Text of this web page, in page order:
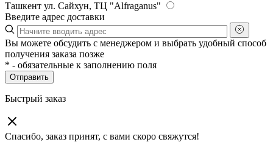
Ташкент ул. Сайхун, ТЦ "Alfraganus"
Введите адрес доставки
Вы можете обсудить с менеджером и выбрать удобный способ
получения заказа позже
* - обязательные к заполнению поля
Отправить
Быстрый заказ
Спасибо, заказ принят, с вами скоро свяжутся!